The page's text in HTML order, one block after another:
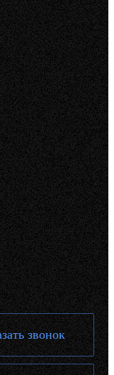
звонок